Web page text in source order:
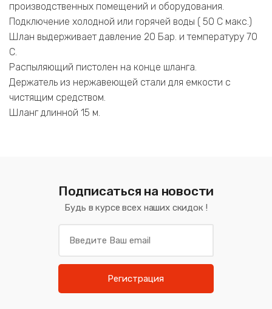
производственных помещений и оборудования.
Подключение холодной или горячей воды ( 50 С макс.)
Шлан выдерживает давление 20 Бар. и температуру 70
С.
Распыляющий пистолен на конце шланга.
Держатель из нержавеющей стали для емкости с
чистящим средством.
Шланг длинной 15 м.
Подписаться на новости
Будь в курсе всех наших скидок !
Регистрация